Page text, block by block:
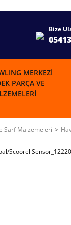
Bize
MERKEZI
PARÇA VE
Sarf Malzemeleri